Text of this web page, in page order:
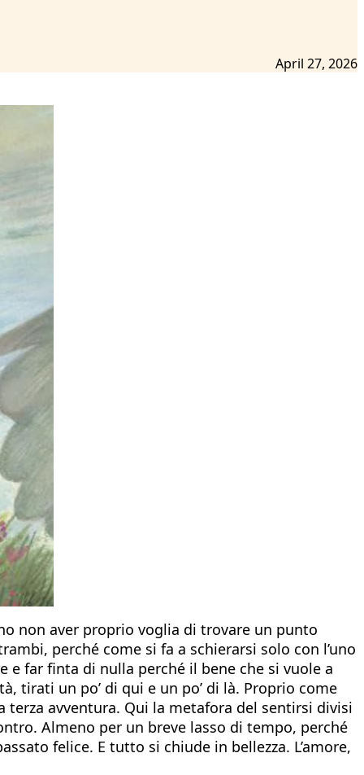
April 27, 2026
non aver proprio voglia di trovare un punto
perché come si fa a schierarsi solo con l’uno
e far finta di nulla perché il bene che si vuole a
tirati un po’ di qui e un po’ di là. Proprio come
avventura. Qui la metafora del sentirsi divisi
Almeno per un breve lasso di tempo, perché
felice. E tutto si chiude in bellezza. L’amore,